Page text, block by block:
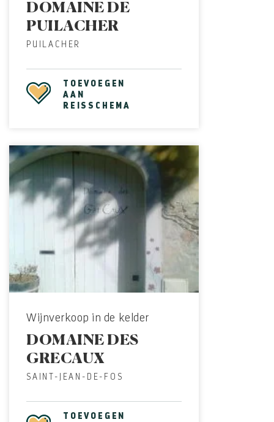
DOMAINE DE
PUILACHER
PUILACHER
TOEVOEGEN
AAN
REISSCHEMA
Wijnverkoop in de kelder
DOMAINE DES
GRECAUX
SAINT-JEAN-DE-FOS
TOEVOEGEN